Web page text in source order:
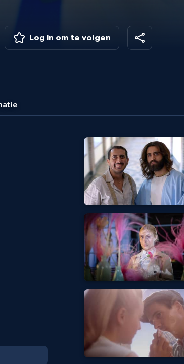
film van vijftig
belangrijke stap te
hun talent.
Log in om te volgen